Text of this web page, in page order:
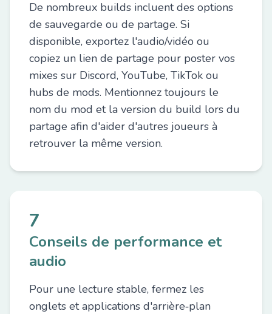
De nombreux builds incluent des options
de sauvegarde ou de partage. Si
disponible, exportez l'audio/vidéo ou
copiez un lien de partage pour poster vos
mixes sur Discord, YouTube, TikTok ou
hubs de mods. Mentionnez toujours le
nom du mod et la version du build lors du
partage afin d'aider d'autres joueurs à
retrouver la même version.
7
Conseils de performance et
audio
Pour une lecture stable, fermez les
onglets et applications d'arrière‑plan